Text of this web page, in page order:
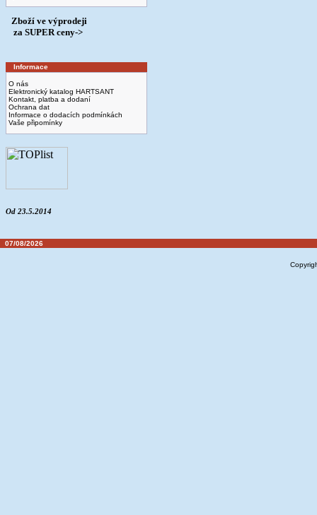
Zboží ve výprodeji
­ za SUPER ceny->
Informace
O nás
Elektronický katalog HARTSANT
Kontakt, platba a dodaní
Ochrana dat
Informace o dodacích podmínkách
Vaše připomínky
Od 23.5.2014
07/08/2026